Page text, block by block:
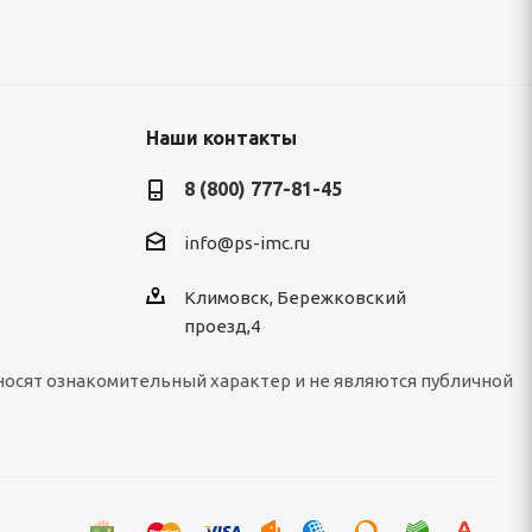
Наши контакты
8 (800) 777-81-45
info@ps-imc.ru
Климовск, Бережковский
проезд,4
ознакомительный характер и не являются публичной